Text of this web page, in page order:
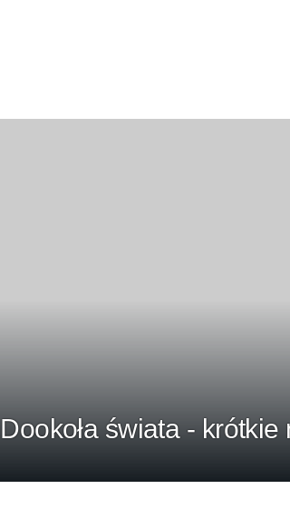
Dookoła świata -